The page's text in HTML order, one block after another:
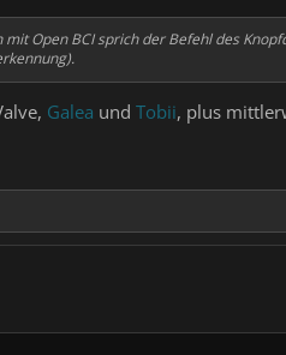
Open BCI sprich der Befehl des
Galea und Tobii, plus